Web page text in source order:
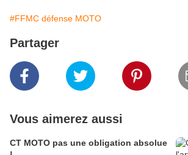
#FFMC défense MOTO
Partager
Vous aimerez aussi
CT MOTO pas une obligation absolue